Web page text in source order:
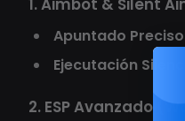
1. Aimbot & Silent
Apuntado
Ejecutación
2. ESP Avanzado